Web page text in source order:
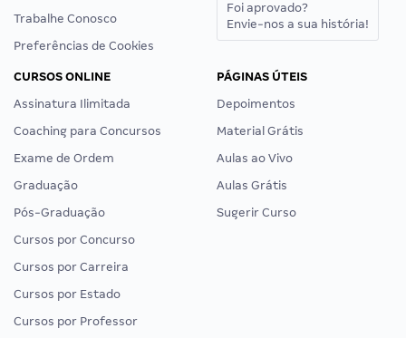
Trabalhe Conosco
Preferências de Cookies
Foi aprovado?
Envie-nos a sua história!
CURSOS ONLINE
Assinatura Ilimitada
Coaching para Concursos
Exame de Ordem
Graduação
Pós-Graduação
Cursos por Concurso
Cursos por Carreira
Cursos por Estado
Cursos por Professor
PÁGINAS ÚTEIS
Depoimentos
Material Grátis
Aulas ao Vivo
Aulas Grátis
Sugerir Curso